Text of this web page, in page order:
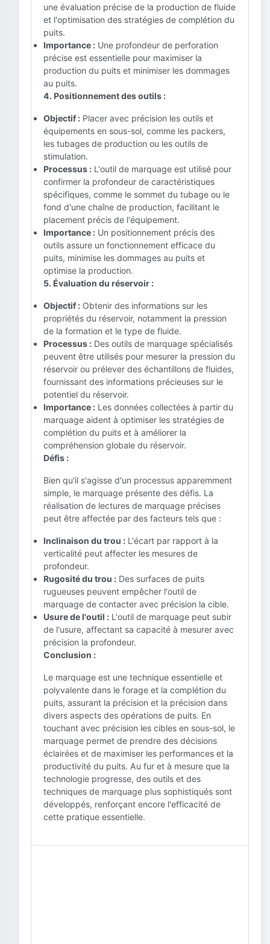
une évaluation précise de la production de fluide
et l'optimisation des stratégies de complétion du
puits.
Importance : Une profondeur de perforation
précise est essentielle pour maximiser la
production du puits et minimiser les dommages
au puits.
4. Positionnement des outils :
Objectif : Placer avec précision les outils et
équipements en sous-sol, comme les packers,
les tubages de production ou les outils de
stimulation.
Processus : L'outil de marquage est utilisé pour
confirmer la profondeur de caractéristiques
spécifiques, comme le sommet du tubage ou le
fond d'une chaîne de production, facilitant le
placement précis de l'équipement.
Importance : Un positionnement précis des
outils assure un fonctionnement efficace du
puits, minimise les dommages au puits et
optimise la production.
5. Évaluation du réservoir :
Objectif : Obtenir des informations sur les
propriétés du réservoir, notamment la pression
de la formation et le type de fluide.
Processus : Des outils de marquage spécialisés
peuvent être utilisés pour mesurer la pression du
réservoir ou prélever des échantillons de fluides,
fournissant des informations précieuses sur le
potentiel du réservoir.
Importance : Les données collectées à partir du
marquage aident à optimiser les stratégies de
complétion du puits et à améliorer la
compréhension globale du réservoir.
Défis :
Bien qu'il s'agisse d'un processus apparemment
simple, le marquage présente des défis. La
réalisation de lectures de marquage précises
peut être affectée par des facteurs tels que :
Inclinaison du trou : L'écart par rapport à la
verticalité peut affecter les mesures de
profondeur.
Rugosité du trou : Des surfaces de puits
rugueuses peuvent empêcher l'outil de
marquage de contacter avec précision la cible.
Usure de l'outil : L'outil de marquage peut subir
de l'usure, affectant sa capacité à mesurer avec
précision la profondeur.
Conclusion :
Le marquage est une technique essentielle et
polyvalente dans le forage et la complétion du
puits, assurant la précision et la précision dans
divers aspects des opérations de puits. En
touchant avec précision les cibles en sous-sol, le
marquage permet de prendre des décisions
éclairées et de maximiser les performances et la
productivité du puits. Au fur et à mesure que la
technologie progresse, des outils et des
techniques de marquage plus sophistiqués sont
développés, renforçant encore l'efficacité de
cette pratique essentielle.